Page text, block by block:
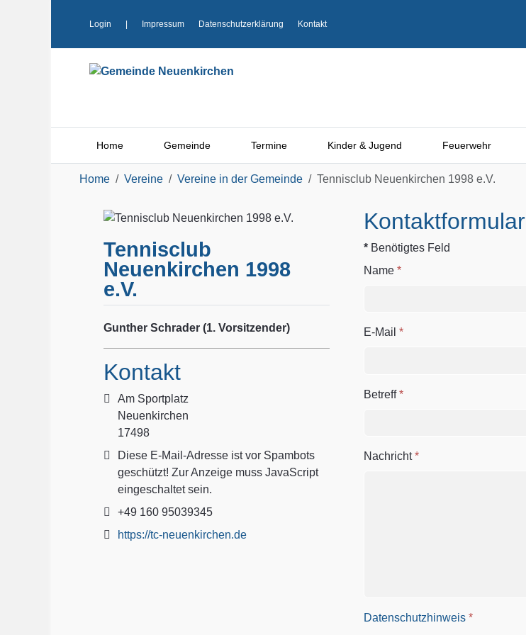
Login Impressum Datenschutzerklärung Kontakt
Home Gemeinde Termine Kinder & Jugend Feuerwehr
Home Vereine Vereine in der Gemeinde Tennisclub Neuenkirchen 1998 e.V.
Tennisclub
Neuenkirchen 1998
e.V.
Gunther Schrader (1. Vorsitzender)
Kontakt
Adresse:
Am Sportplatz
Neuenkirchen
17498
E-Mail:
Diese E-Mail-Adresse ist vor Spambots
geschützt! Zur Anzeige muss JavaScript
eingeschaltet sein.
Mobil:
+49 160 95039345
Website:
https://tc-neuenkirchen.de
Kontaktformular
*Benötigtes Feld
Name*
E-Mail *
Betreff*
Nachricht*
Datenschutzhinweis*